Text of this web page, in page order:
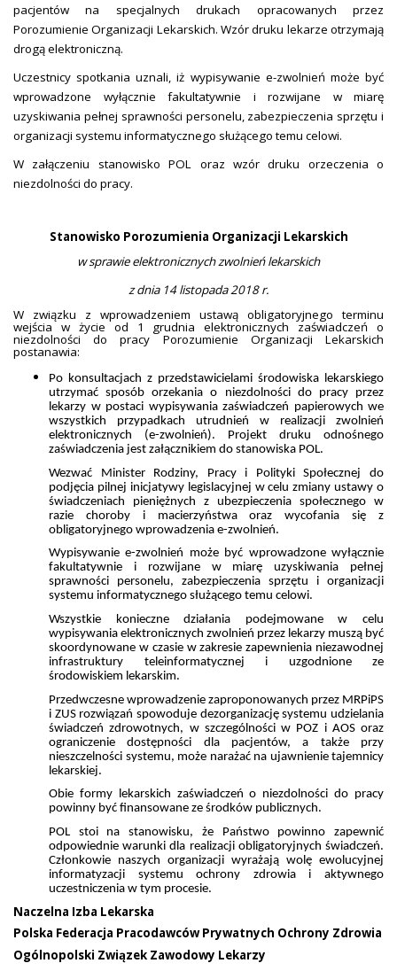
pacjentów na specjalnych drukach opracowanych przez
Porozumienie Organizacji Lekarskich. Wzór druku lekarze otrzymają
drogą elektroniczną.
Uczestnicy spotkania uznali, iż wypisywanie e-zwolnień może być
wprowadzone wyłącznie fakultatywnie i rozwijane w miarę
uzyskiwania pełnej sprawności personelu, zabezpieczenia sprzętu i
organizacji systemu informatycznego służącego temu celowi.
W załączeniu stanowisko POL oraz wzór druku orzeczenia o
niezdolności do pracy.
Stanowisko Porozumienia Organizacji Lekarskich
w sprawie elektronicznych zwolnień lekarskich
z dnia 14 listopada 2018 r.
W związku z wprowadzeniem ustawą obligatoryjnego terminu
wejścia w życie od 1 grudnia elektronicznych zaświadczeń o
niezdolności do pracy Porozumienie Organizacji Lekarskich
postanawia:
Po konsultacjach z przedstawicielami środowiska lekarskiego
utrzymać sposób orzekania o niezdolności do pracy przez
lekarzy w postaci wypisywania zaświadczeń papierowych we
wszystkich przypadkach utrudnień w realizacji zwolnień
elektronicznych (e-zwolnień). Projekt druku odnośnego
zaświadczenia jest załącznikiem do stanowiska POL.
Wezwać Minister Rodziny, Pracy i Polityki Społecznej do
podjęcia pilnej inicjatywy legislacyjnej w celu zmiany ustawy o
świadczeniach pieniężnych z ubezpieczenia społecznego w
razie choroby i macierzyństwa oraz wycofania się z
obligatoryjnego wprowadzenia e-zwolnień.
Wypisywanie e-zwolnień może być wprowadzone wyłącznie
fakultatywnie i rozwijane w miarę uzyskiwania pełnej
sprawności personelu, zabezpieczenia sprzętu i organizacji
systemu informatycznego służącego temu celowi.
Wszystkie konieczne działania podejmowane w celu
wypisywania elektronicznych zwolnień przez lekarzy muszą być
skoordynowane w czasie w zakresie zapewnienia niezawodnej
infrastruktury teleinformatycznej i uzgodnione ze
środowiskiem lekarskim.
Przedwczesne wprowadzenie zaproponowanych przez MRPiPS
i ZUS rozwiązań spowoduje dezorganizację systemu udzielania
świadczeń zdrowotnych, w szczególności w POZ i AOS oraz
ograniczenie dostępności dla pacjentów, a także przy
nieszczelności systemu, może narażać na ujawnienie tajemnicy
lekarskiej.
Obie formy lekarskich zaświadczeń o niezdolności do pracy
powinny być finansowane ze środków publicznych.
POL stoi na stanowisku, że Państwo powinno zapewnić
odpowiednie warunki dla realizacji obligatoryjnych świadczeń.
Członkowie naszych organizacji wyrażają wolę ewolucyjnej
informatyzacji systemu ochrony zdrowia i aktywnego
uczestniczenia w tym procesie.
Naczelna Izba Lekarska
Polska Federacja Pracodawców Prywatnych Ochrony Zdrowia
Ogólnopolski Związek Zawodowy Lekarzy